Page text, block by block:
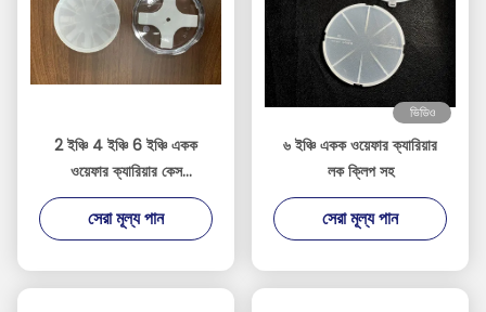
2 ইঞ্চি 4 ইঞ্চি 6 ইঞ্চি একক
ওয়েফার ক্যারিয়ার কেস
পলিকার্বোনেট 10 পিস / প্যাক
সেরা মূল্য পান
ভিডিও
৬ ইঞ্চি একক ওয়েফার ক্যারিয়ার
লক ক্লিপ সহ
সেরা মূল্য পান